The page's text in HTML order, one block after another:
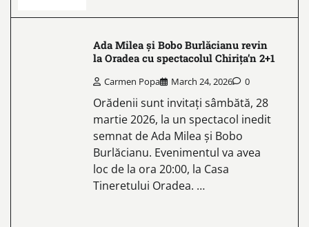
Ada Milea și Bobo Burlăcianu revin
la Oradea cu spectacolul Chirița’n 2+1
Carmen Popa March 24, 2026 0
Orădenii sunt invitați sâmbătă, 28
martie 2026, la un spectacol inedit
semnat de Ada Milea și Bobo
Burlăcianu. Evenimentul va avea
loc de la ora 20:00, la Casa
Tineretului Oradea. …